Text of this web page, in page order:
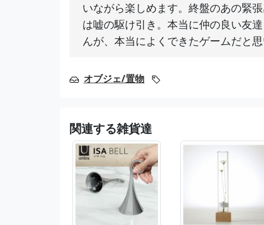
いながら楽しめます。終盤のあの緊
は嘘の駆け引き。本当に仲の良い友
んが、本当によくできたゲームだと
オブジェ/置物
関連する雑貨達